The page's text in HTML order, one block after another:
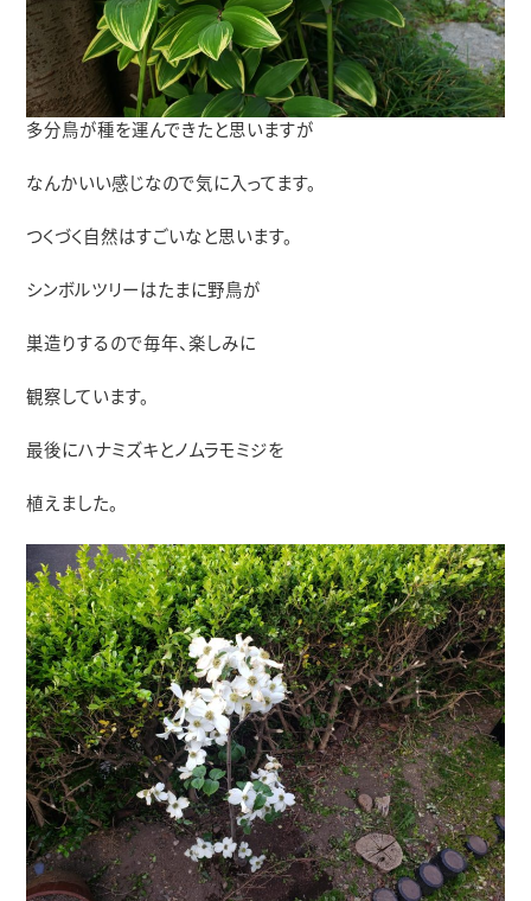
多分鳥が種を運んできたと思いますが
なんかいい感じなので気に入ってます。
つくづく自然はすごいなと思います。
シンボルツリーはたまに野鳥が
巣造りするので毎年、楽しみに
観察しています。
最後にハナミズキとノムラモミジを
植えました。